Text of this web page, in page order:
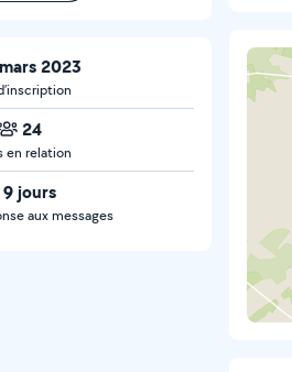
2023
24
en relation
9 jours
aux messages